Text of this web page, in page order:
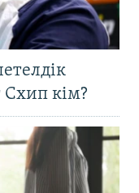
Схип кім?